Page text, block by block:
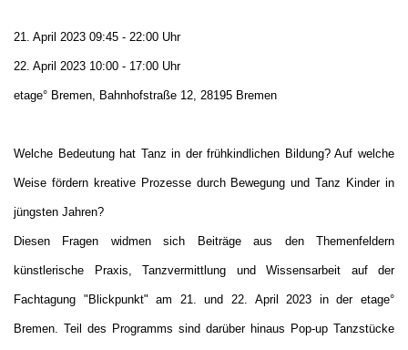
21. April 2023 09:45 - 22:00 Uhr
22. April 2023 10:00 - 17:00 Uhr
etage° Bremen, Bahnhofstraße 12, 28195 Bremen
Welche Bedeutung hat Tanz in der frühkindlichen Bildung? Auf welche
Weise fördern kreative Prozesse durch Bewegung und Tanz Kinder in
jüngsten Jahren?
Diesen Fragen widmen sich Beiträge aus den Themenfeldern
künstlerische Praxis, Tanzvermittlung und Wissensarbeit auf der
Fachtagung "Blickpunkt" am 21. und 22. April 2023 in der etage°
Bremen. Teil des Programms sind darüber hinaus Pop-up Tanzstücke